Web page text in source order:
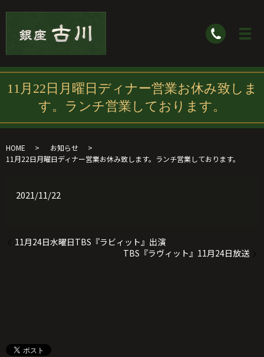
11月22日月曜日ディナー営業お休み致しま
す。ランチ営業しております。
HOME
お知らせ
11月22日月曜日ディナー営業お休み致します。ランチ営業しております。
2021/11/22
11月24日水曜日TBS『ラビィット』出演
TBS『ラヴィット』11月24日放送